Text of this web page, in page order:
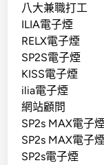
八大兼職打工
ILIA電子煙
RELX電子煙
SP2S電子煙
KISS電子煙
ilia電子煙
網站顧問
SP2s MAX電子
SP2s MAX電子
SP2s電子煙